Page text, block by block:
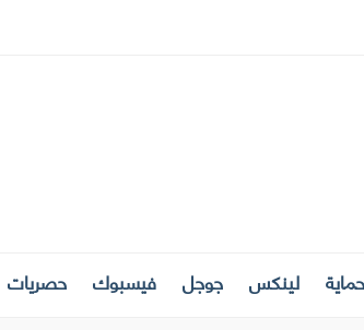
حماية لينكس جوجل فيسبوك حصريات